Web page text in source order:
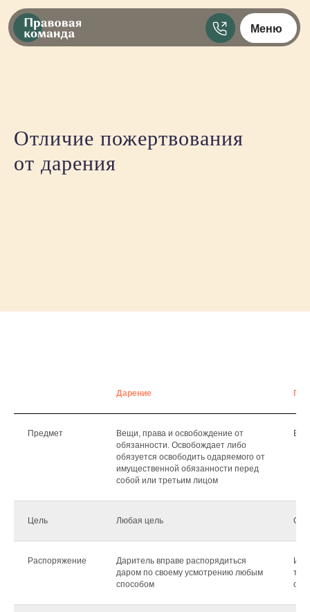
Меню
Отличие пожертвования
от дарения
Дарение
Предмет
Вещи, права и освобождение от
обязанности. Освобождает либо
обязуется освободить одаряемого от
имущественной обязанности перед
собой или третьим лицом
Цель Любая цель
Распоряжение
Даритель вправе распорядиться
даром по своему усмотрению любым
способом